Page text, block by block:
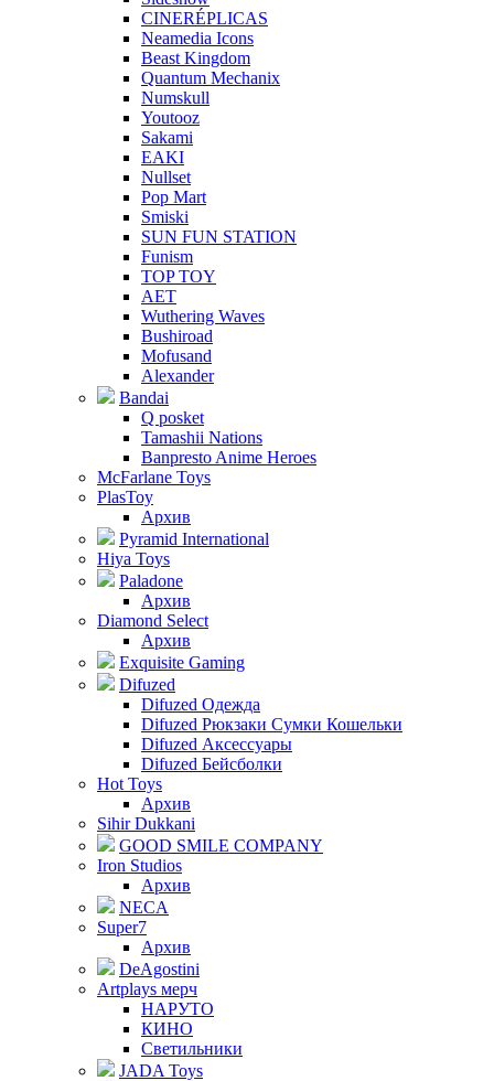
CINERÉPLICAS
Neamedia Icons
Beast Kingdom
Quantum Mechanix
Numskull
Youtooz
Sakami
EAKI
Nullset
Pop Mart
Smiski
SUN FUN STATION
Funism
TOP TOY
AET
Wuthering Waves
Bushiroad
Mofusand
Alexander
Bandai
Q posket
Tamashii Nations
Banpresto Anime Heroes
McFarlane Toys
PlasToy
Архив
Pyramid International
Hiya Toys
Paladone
Архив
Diamond Select
Архив
Exquisite Gaming
Difuzed
Difuzed Одежда
Difuzed Рюкзаки Сумки Кошельки
Difuzed Аксессуары
Difuzed Бейсболки
Hot Toys
Архив
Sihir Dukkani
GOOD SMILE COMPANY
Iron Studios
Архив
NECA
Super7
Архив
DeAgostini
Artplays мерч
НАРУТО
КИНО
Светильники
JADA Toys